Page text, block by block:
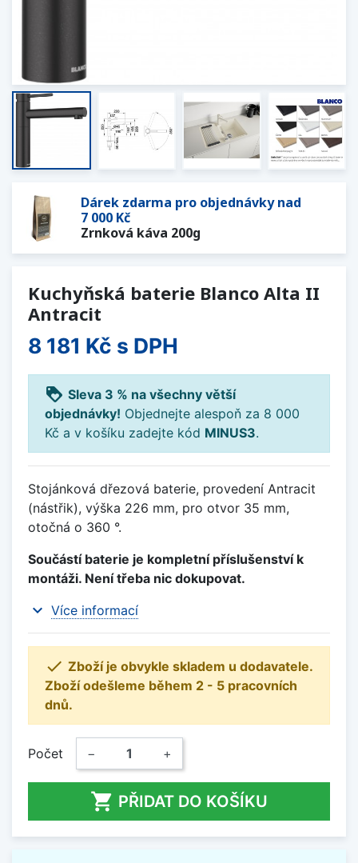
Dárek zdarma pro objednávky nad
7 000 Kč
Zrnková káva 200g
Kuchyňská baterie Blanco Alta II
Antracit
8 181 Kč s DPH
loyalty Sleva 3 % na všechny větší
objednávky! Objednejte alespoň za 8 000
Kč a v košíku zadejte kód MINUS3.
Stojánková dřezová baterie, provedení Antracit
(nástřik), výška 226 mm, pro otvor 35 mm,
otočná o 360 °.
Součástí baterie je kompletní příslušenství k
montáži. Není třeba nic dokupovat.
expand_more Více informací
 Zboží je obvykle skladem u dodavatele.
Zboží odešleme během 2 - 5 pracovních
dnů.
Počet − +
 PŘIDAT DO KOŠÍKU